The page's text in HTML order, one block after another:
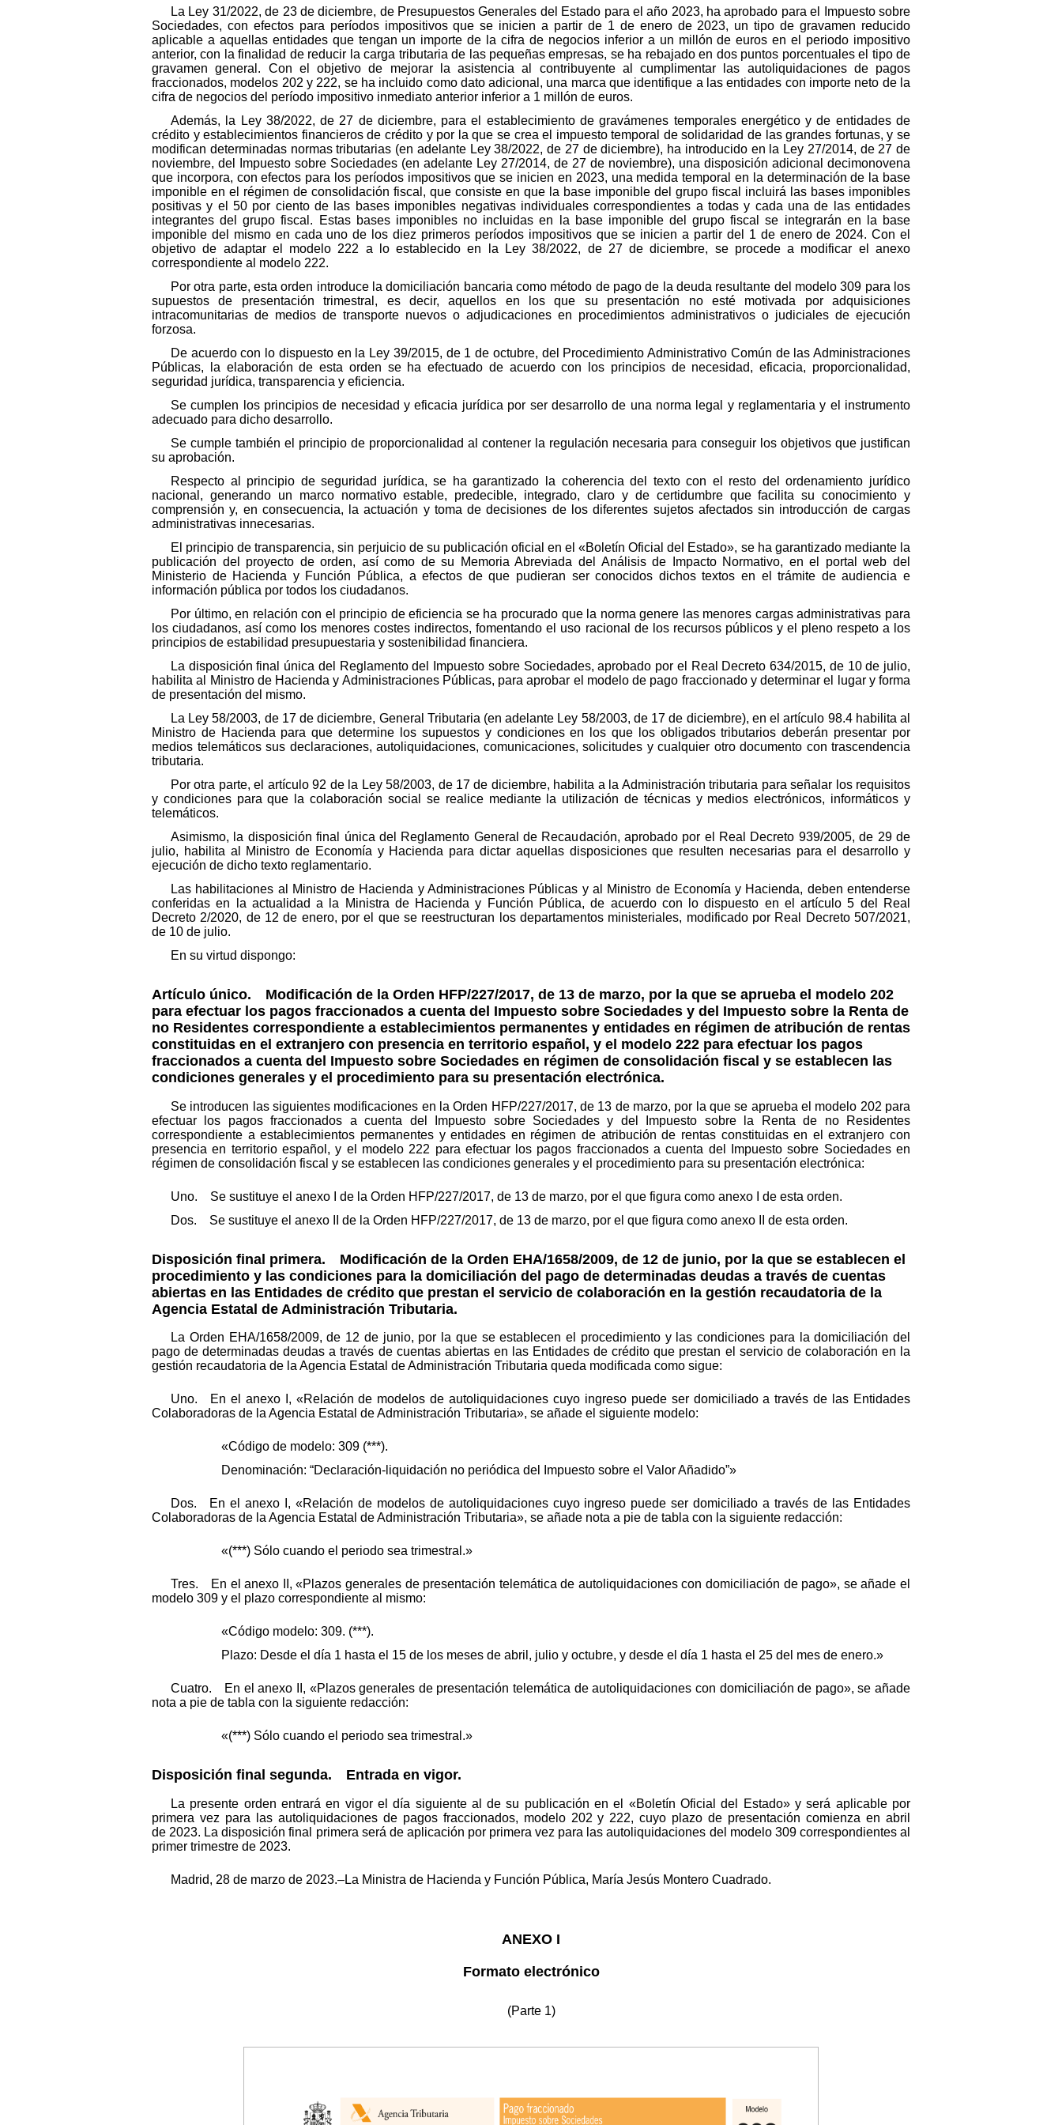
La Ley 31/2022, de 23 de diciembre, de Presupuestos Generales del Estado para el año 2023, ha aprobado para el Impuesto sobre
Sociedades, con efectos para períodos impositivos que se inicien a partir de 1 de enero de 2023, un tipo de gravamen reducido
aplicable a aquellas entidades que tengan un importe de la cifra de negocios inferior a un millón de euros en el periodo impositivo
anterior, con la finalidad de reducir la carga tributaria de las pequeñas empresas, se ha rebajado en dos puntos porcentuales el tipo de
gravamen general. Con el objetivo de mejorar la asistencia al contribuyente al cumplimentar las autoliquidaciones de pagos
fraccionados, modelos 202 y 222, se ha incluido como dato adicional, una marca que identifique a las entidades con importe neto de la
cifra de negocios del período impositivo inmediato anterior inferior a 1 millón de euros.
Además, la Ley 38/2022, de 27 de diciembre, para el establecimiento de gravámenes temporales energético y de entidades de
crédito y establecimientos financieros de crédito y por la que se crea el impuesto temporal de solidaridad de las grandes fortunas, y se
modifican determinadas normas tributarias (en adelante Ley 38/2022, de 27 de diciembre), ha introducido en la Ley 27/2014, de 27 de
noviembre, del Impuesto sobre Sociedades (en adelante Ley 27/2014, de 27 de noviembre), una disposición adicional decimonovena
que incorpora, con efectos para los períodos impositivos que se inicien en 2023, una medida temporal en la determinación de la base
imponible en el régimen de consolidación fiscal, que consiste en que la base imponible del grupo fiscal incluirá las bases imponibles
positivas y el 50 por ciento de las bases imponibles negativas individuales correspondientes a todas y cada una de las entidades
integrantes del grupo fiscal. Estas bases imponibles no incluidas en la base imponible del grupo fiscal se integrarán en la base
imponible del mismo en cada uno de los diez primeros períodos impositivos que se inicien a partir del 1 de enero de 2024. Con el
objetivo de adaptar el modelo 222 a lo establecido en la Ley 38/2022, de 27 de diciembre, se procede a modificar el anexo
correspondiente al modelo 222.
Por otra parte, esta orden introduce la domiciliación bancaria como método de pago de la deuda resultante del modelo 309 para los
supuestos de presentación trimestral, es decir, aquellos en los que su presentación no esté motivada por adquisiciones
intracomunitarias de medios de transporte nuevos o adjudicaciones en procedimientos administrativos o judiciales de ejecución
forzosa.
De acuerdo con lo dispuesto en la Ley 39/2015, de 1 de octubre, del Procedimiento Administrativo Común de las Administraciones
Públicas, la elaboración de esta orden se ha efectuado de acuerdo con los principios de necesidad, eficacia, proporcionalidad,
seguridad jurídica, transparencia y eficiencia.
Se cumplen los principios de necesidad y eficacia jurídica por ser desarrollo de una norma legal y reglamentaria y el instrumento
adecuado para dicho desarrollo.
Se cumple también el principio de proporcionalidad al contener la regulación necesaria para conseguir los objetivos que justifican
su aprobación.
Respecto al principio de seguridad jurídica, se ha garantizado la coherencia del texto con el resto del ordenamiento jurídico
nacional, generando un marco normativo estable, predecible, integrado, claro y de certidumbre que facilita su conocimiento y
comprensión y, en consecuencia, la actuación y toma de decisiones de los diferentes sujetos afectados sin introducción de cargas
administrativas innecesarias.
El principio de transparencia, sin perjuicio de su publicación oficial en el «Boletín Oficial del Estado», se ha garantizado mediante la
publicación del proyecto de orden, así como de su Memoria Abreviada del Análisis de Impacto Normativo, en el portal web del
Ministerio de Hacienda y Función Pública, a efectos de que pudieran ser conocidos dichos textos en el trámite de audiencia e
información pública por todos los ciudadanos.
Por último, en relación con el principio de eficiencia se ha procurado que la norma genere las menores cargas administrativas para
los ciudadanos, así como los menores costes indirectos, fomentando el uso racional de los recursos públicos y el pleno respeto a los
principios de estabilidad presupuestaria y sostenibilidad financiera.
La disposición final única del Reglamento del Impuesto sobre Sociedades, aprobado por el Real Decreto 634/2015, de 10 de julio,
habilita al Ministro de Hacienda y Administraciones Públicas, para aprobar el modelo de pago fraccionado y determinar el lugar y forma
de presentación del mismo.
La Ley 58/2003, de 17 de diciembre, General Tributaria (en adelante Ley 58/2003, de 17 de diciembre), en el artículo 98.4 habilita al
Ministro de Hacienda para que determine los supuestos y condiciones en los que los obligados tributarios deberán presentar por
medios telemáticos sus declaraciones, autoliquidaciones, comunicaciones, solicitudes y cualquier otro documento con trascendencia
tributaria.
Por otra parte, el artículo 92 de la Ley 58/2003, de 17 de diciembre, habilita a la Administración tributaria para señalar los requisitos
y condiciones para que la colaboración social se realice mediante la utilización de técnicas y medios electrónicos, informáticos y
telemáticos.
Asimismo, la disposición final única del Reglamento General de Recaudación, aprobado por el Real Decreto 939/2005, de 29 de
julio, habilita al Ministro de Economía y Hacienda para dictar aquellas disposiciones que resulten necesarias para el desarrollo y
ejecución de dicho texto reglamentario.
Las habilitaciones al Ministro de Hacienda y Administraciones Públicas y al Ministro de Economía y Hacienda, deben entenderse
conferidas en la actualidad a la Ministra de Hacienda y Función Pública, de acuerdo con lo dispuesto en el artículo 5 del Real
Decreto 2/2020, de 12 de enero, por el que se reestructuran los departamentos ministeriales, modificado por Real Decreto 507/2021,
de 10 de julio.
En su virtud dispongo:
Artículo único. Modificación de la Orden HFP/227/2017, de 13 de marzo, por la que se aprueba el modelo 202
para efectuar los pagos fraccionados a cuenta del Impuesto sobre Sociedades y del Impuesto sobre la Renta de
no Residentes correspondiente a establecimientos permanentes y entidades en régimen de atribución de rentas
constituidas en el extranjero con presencia en territorio español, y el modelo 222 para efectuar los pagos
fraccionados a cuenta del Impuesto sobre Sociedades en régimen de consolidación fiscal y se establecen las
condiciones generales y el procedimiento para su presentación electrónica.
Se introducen las siguientes modificaciones en la Orden HFP/227/2017, de 13 de marzo, por la que se aprueba el modelo 202 para
efectuar los pagos fraccionados a cuenta del Impuesto sobre Sociedades y del Impuesto sobre la Renta de no Residentes
correspondiente a establecimientos permanentes y entidades en régimen de atribución de rentas constituidas en el extranjero con
presencia en territorio español, y el modelo 222 para efectuar los pagos fraccionados a cuenta del Impuesto sobre Sociedades en
régimen de consolidación fiscal y se establecen las condiciones generales y el procedimiento para su presentación electrónica:
Uno. Se sustituye el anexo I de la Orden HFP/227/2017, de 13 de marzo, por el que figura como anexo I de esta orden.
Dos. Se sustituye el anexo II de la Orden HFP/227/2017, de 13 de marzo, por el que figura como anexo II de esta orden.
Disposición final primera. Modificación de la Orden EHA/1658/2009, de 12 de junio, por la que se establecen el
procedimiento y las condiciones para la domiciliación del pago de determinadas deudas a través de cuentas
abiertas en las Entidades de crédito que prestan el servicio de colaboración en la gestión recaudatoria de la
Agencia Estatal de Administración Tributaria.
La Orden EHA/1658/2009, de 12 de junio, por la que se establecen el procedimiento y las condiciones para la domiciliación del
pago de determinadas deudas a través de cuentas abiertas en las Entidades de crédito que prestan el servicio de colaboración en la
gestión recaudatoria de la Agencia Estatal de Administración Tributaria queda modificada como sigue:
Uno. En el anexo I, «Relación de modelos de autoliquidaciones cuyo ingreso puede ser domiciliado a través de las Entidades
Colaboradoras de la Agencia Estatal de Administración Tributaria», se añade el siguiente modelo:
«Código de modelo: 309 (***).
Denominación: “Declaración-liquidación no periódica del Impuesto sobre el Valor Añadido”»
Dos. En el anexo I, «Relación de modelos de autoliquidaciones cuyo ingreso puede ser domiciliado a través de las Entidades
Colaboradoras de la Agencia Estatal de Administración Tributaria», se añade nota a pie de tabla con la siguiente redacción:
«(***) Sólo cuando el periodo sea trimestral.»
Tres. En el anexo II, «Plazos generales de presentación telemática de autoliquidaciones con domiciliación de pago», se añade el
modelo 309 y el plazo correspondiente al mismo:
«Código modelo: 309. (***).
Plazo: Desde el día 1 hasta el 15 de los meses de abril, julio y octubre, y desde el día 1 hasta el 25 del mes de enero.»
Cuatro. En el anexo II, «Plazos generales de presentación telemática de autoliquidaciones con domiciliación de pago», se añade
nota a pie de tabla con la siguiente redacción:
«(***) Sólo cuando el periodo sea trimestral.»
Disposición final segunda. Entrada en vigor.
La presente orden entrará en vigor el día siguiente al de su publicación en el «Boletín Oficial del Estado» y será aplicable por
primera vez para las autoliquidaciones de pagos fraccionados, modelo 202 y 222, cuyo plazo de presentación comienza en abril
de 2023. La disposición final primera será de aplicación por primera vez para las autoliquidaciones del modelo 309 correspondientes al
primer trimestre de 2023.
Madrid, 28 de marzo de 2023.–La Ministra de Hacienda y Función Pública, María Jesús Montero Cuadrado.
ANEXO I
Formato electrónico
(Parte 1)